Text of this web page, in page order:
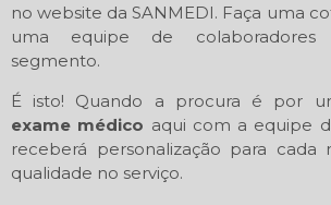
no website da SANMEDI. Faça uma
uma equipe de colaboradores
segmento.
É isto! Quando a procura é por
exame médico aqui com a equipe
receberá personalização para cada
qualidade no serviço.